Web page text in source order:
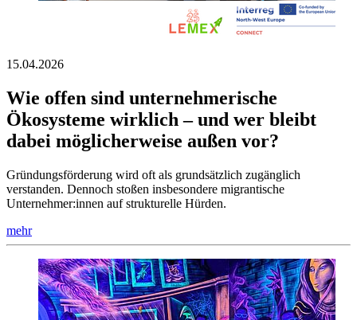
15.04.2026
Wie offen sind unternehmerische
Ökosysteme wirklich – und wer bleibt
dabei möglicherweise außen vor?
Gründungsförderung wird oft als grundsätzlich zugänglich
verstanden. Dennoch stoßen insbesondere migrantische
Unternehmer:innen auf strukturelle Hürden.
mehr